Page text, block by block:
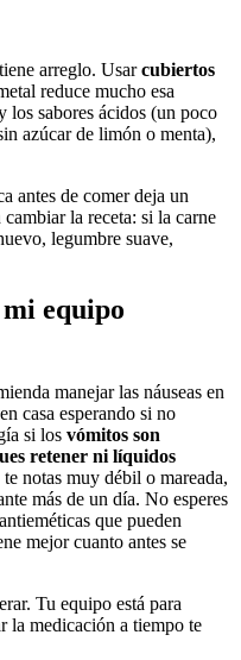
arreglo. Usarcubiertos
reduce mucho esa
los sabores ácidos (un poco
azúcar de limón o menta),
antes de comer deja un
la receta: si la carne
legumbre suave,
equipo
manejar las náuseas en
casa esperando si no
si los vómitos son
retener ni líquidos
notas muy débil o mareada,
más de un día. No esperes
que pueden
mejor cuanto antes se
Tu equipo está para
la medicación a tiempo te